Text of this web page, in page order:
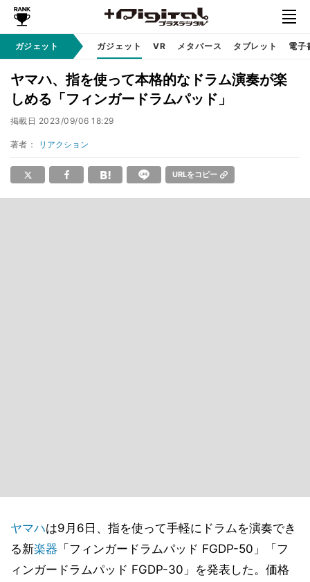
ガジェット ガジェット VR メタバース タブレット 電子
ヤマハ、指を使って本格的なドラム演奏が楽
しめる「フィンガードラムパッド」
掲載日 2023/09/06 18:29
著者： リアクション
URLをコピー
ヤマハは9月6日、指を使って手軽にドラムを演奏でき
る新楽器 「フィンガードラムパッド FGDP-50」「フ
ィンガードラムパッド FGDP-30」を発表した。価格